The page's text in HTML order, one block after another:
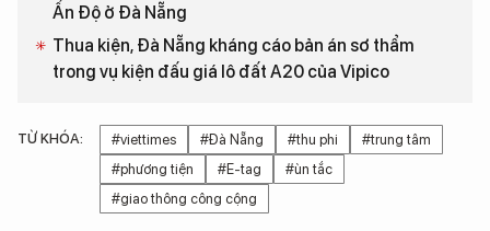
Ấn Độ ở Đà Nẵng
Thua kiện, Đà Nẵng kháng cáo bản án sơ thẩm
trong vụ kiện đấu giá lô đất A20 của Vipico
TỪ KHÓA: #viettimes #Đà Nẵng #thu phi
#trung tâm
#phương tiện
#E-tag
#ùn tắc
#giao thông công cộng